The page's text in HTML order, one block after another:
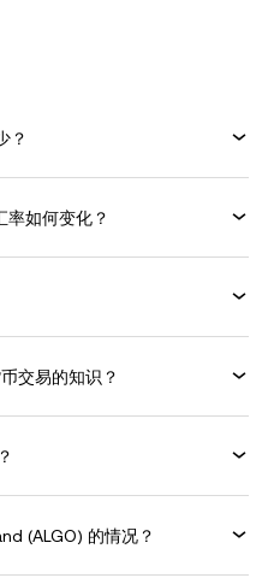
？
率如何变化？
交易的知识？
(ALGO) 的情况？